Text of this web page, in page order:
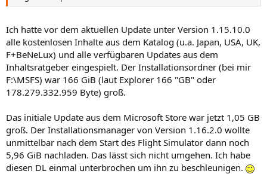
Ich hatte vor dem aktuellen Update unter Version 1.15.10.0
alle kostenlosen Inhalte aus dem Katalog (u.a. Japan, USA, UK,
F+BeNeLux) und alle verfügbaren Updates aus dem
Inhaltsratgeber eingespielt. Der Installationsordner (bei mir
F:\MSFS) war 166 GiB (laut Explorer 166 "GB" oder
178.279.332.959 Byte) groß.
Das initiale Update aus dem Microsoft Store war jetzt 1,05 GB
groß. Der Installationsmanager von Version 1.16.2.0 wollte
unmittelbar nach dem Start des Flight Simulator dann noch
5,96 GiB nachladen. Das lässt sich nicht umgehen. Ich habe
diesen DL einmal unterbrochen um ihn zu beschleunigen.